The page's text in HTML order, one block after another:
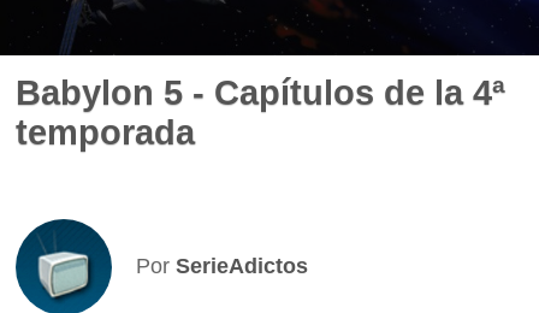
Babylon 5 - Capítulos de la 4ª
temporada
PorSerieAdictos